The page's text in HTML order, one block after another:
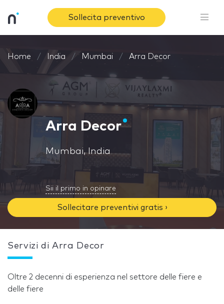
Sollecita preventivo
Home India Mumbai Arra Decor
Arra Decor
Mumbai, India
Sii il primo in opinare
Sollecitare preventivi gratis ›
Servizi di Arra Decor
Oltre 2 decenni di esperienza nel settore delle fiere e
delle fiere